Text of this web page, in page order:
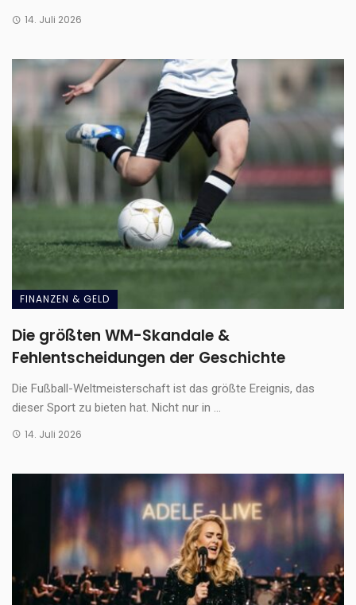
14. Juli 2026
FINANZEN & GELD
Die größten WM-Skandale &
Fehlentscheidungen der Geschichte
Die Fußball-Weltmeisterschaft ist das größte Ereignis, das
dieser Sport zu bieten hat. Nicht nur in ...
14. Juli 2026